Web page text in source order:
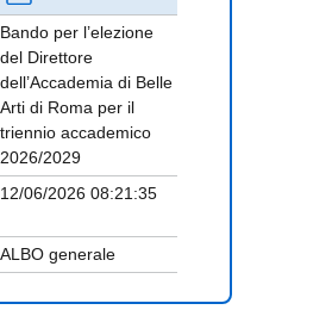
Bando per l’elezione
del Direttore
dell’Accademia di Belle
Arti di Roma per il
triennio accademico
2026/2029
12/06/2026 08:21:35
ALBO generale